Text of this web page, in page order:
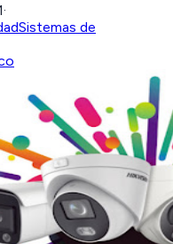
·
Sistemas de